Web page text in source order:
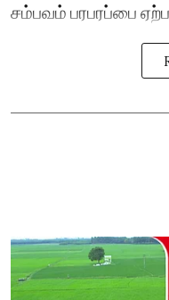
சம்பவம் பரபரப்பை